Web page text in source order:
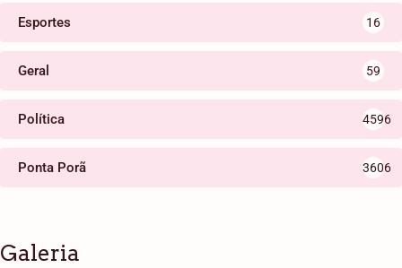
Esportes 16
Geral 59
Política 4596
Ponta Porã 3606
Galeria